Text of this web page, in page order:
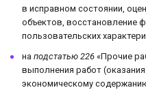
в исправном состоянии,
объектов, восстановление
пользовательских
на подстатью 226 «Прочие
выполнения работ
экономическому